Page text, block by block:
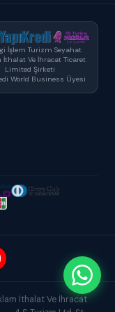
İşlem Turizm Seyahat
İthalat Ve İhracat Ticaret
Limited Şirketi
World Business Üyesi
İthalat Ve İhracat